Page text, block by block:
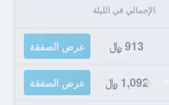
الإجمالي في الليلة
913 ﷼ عرض الصفقة
1,092 ﷼ عرض الصفقة